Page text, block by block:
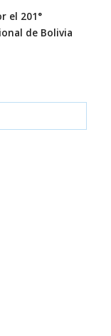
el 201°
de Bolivia